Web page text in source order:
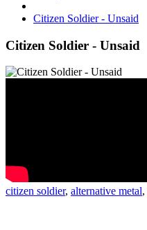
Citizen Soldier - Unsaid
Citizen Soldier - Unsaid
citizen soldier, alternative metal,